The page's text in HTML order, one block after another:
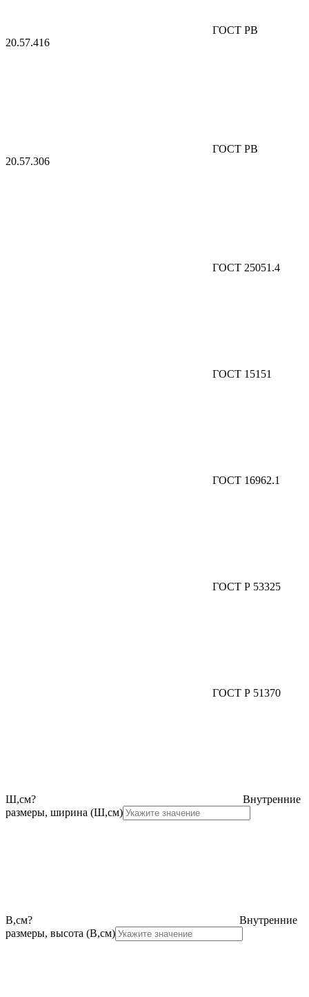
ГОСТ РВ
20.57.416
ГОСТ РВ
20.57.306
ГОСТ 25051.4
ГОСТ 15151
ГОСТ 16962.1
ГОСТ Р 53325
ГОСТ Р 51370
Ш,см?
Внутренние
размеры, ширина (Ш,см)
В,см?
Внутренние
размеры, высота (В,см)